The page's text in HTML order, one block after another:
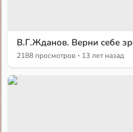
В.Г.Жданов. Верни себе
2188 просмотров · 13 лет назад